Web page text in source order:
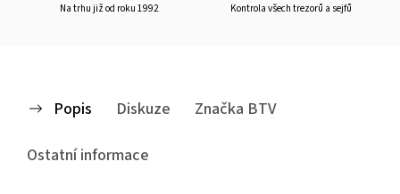
Na trhu již od roku 1992 Kontrola všech trezorů a sejfů
Popis Diskuze Značka BTV
Ostatní informace